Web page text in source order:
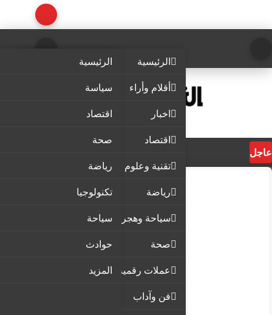
الرئيسية
أقلام وأراء
اخبار
اقتصاد
تقنية وعلوم
رياضة
سياحة وهجرة
صحة
عملات رقمية
فن وآداب
الرئيسية
سياسة
اقتصاد
صحة
رياضة
تكنولوجيا
سياحة
حوادث
المزيد
عاجل